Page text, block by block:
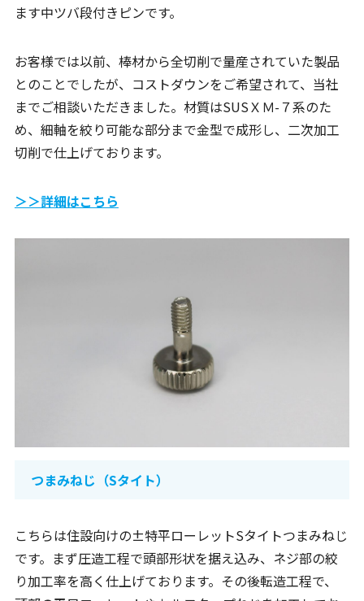
ます中ツバ段付きピンです。
お客様では以前、棒材から全切削で量産されていた製品
とのことでしたが、コストダウンをご希望されて、当社
までご相談いただきました。材質はSUSＸＭ-７系のた
め、細軸を絞り可能な部分まで金型で成形し、二次加工
切削で仕上げております。
＞＞詳細はこちら
つまみねじ（Sタイト）
こちらは住設向けの±特平ローレットSタイトつまみねじ
です。まず圧造工程で頭部形状を据え込み、ネジ部の絞
り加工率を高く仕上げております。その後転造工程で、